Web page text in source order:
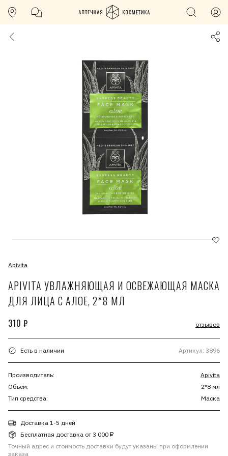
Apivita
APIVITA УВЛАЖНЯЮЩАЯ И ОСВЕЖАЮЩАЯ МАСКА
ДЛЯ ЛИЦА С АЛОЕ, 2*8 МЛ
310 ₽ отзывов
Есть в наличии Артикул: 3896
Производитель:
Apivita
Объем:
2*8 мл
Тип средства:
Маска
Доставка 1-5 дней
Бесплатная доставка от 3 000 ₽
Точный адрес и стоимость доставки будут указаны при оформлении
заказа